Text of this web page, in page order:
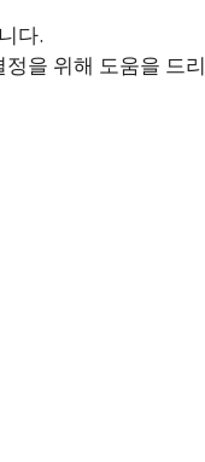
다.
을 위해 도움을 드리